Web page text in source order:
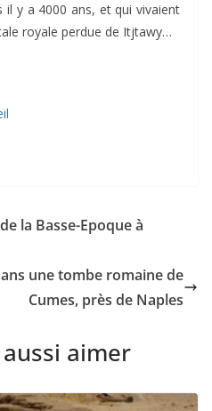
y a 4000 ans, et qui vivaient
royale perdue de Itjtawy…
la Basse-Epoque à
une tombe romaine de
Cumes, près de Naples
aimer